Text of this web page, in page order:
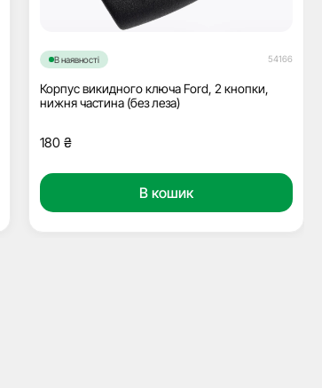
В наявності 54166
Корпус викидного ключа Ford, 2 кнопки,
нижня частина (без леза)
180 ₴
В кошик